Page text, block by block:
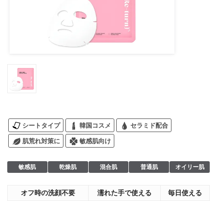
シートタイプ 韓国コスメ セラミド配合
肌荒れ対策に 敏感肌向け
敏感肌 乾燥肌 混合肌 普通肌 オイリー肌
オフ時の洗顔不要 濡れた手で使える 毎日使える